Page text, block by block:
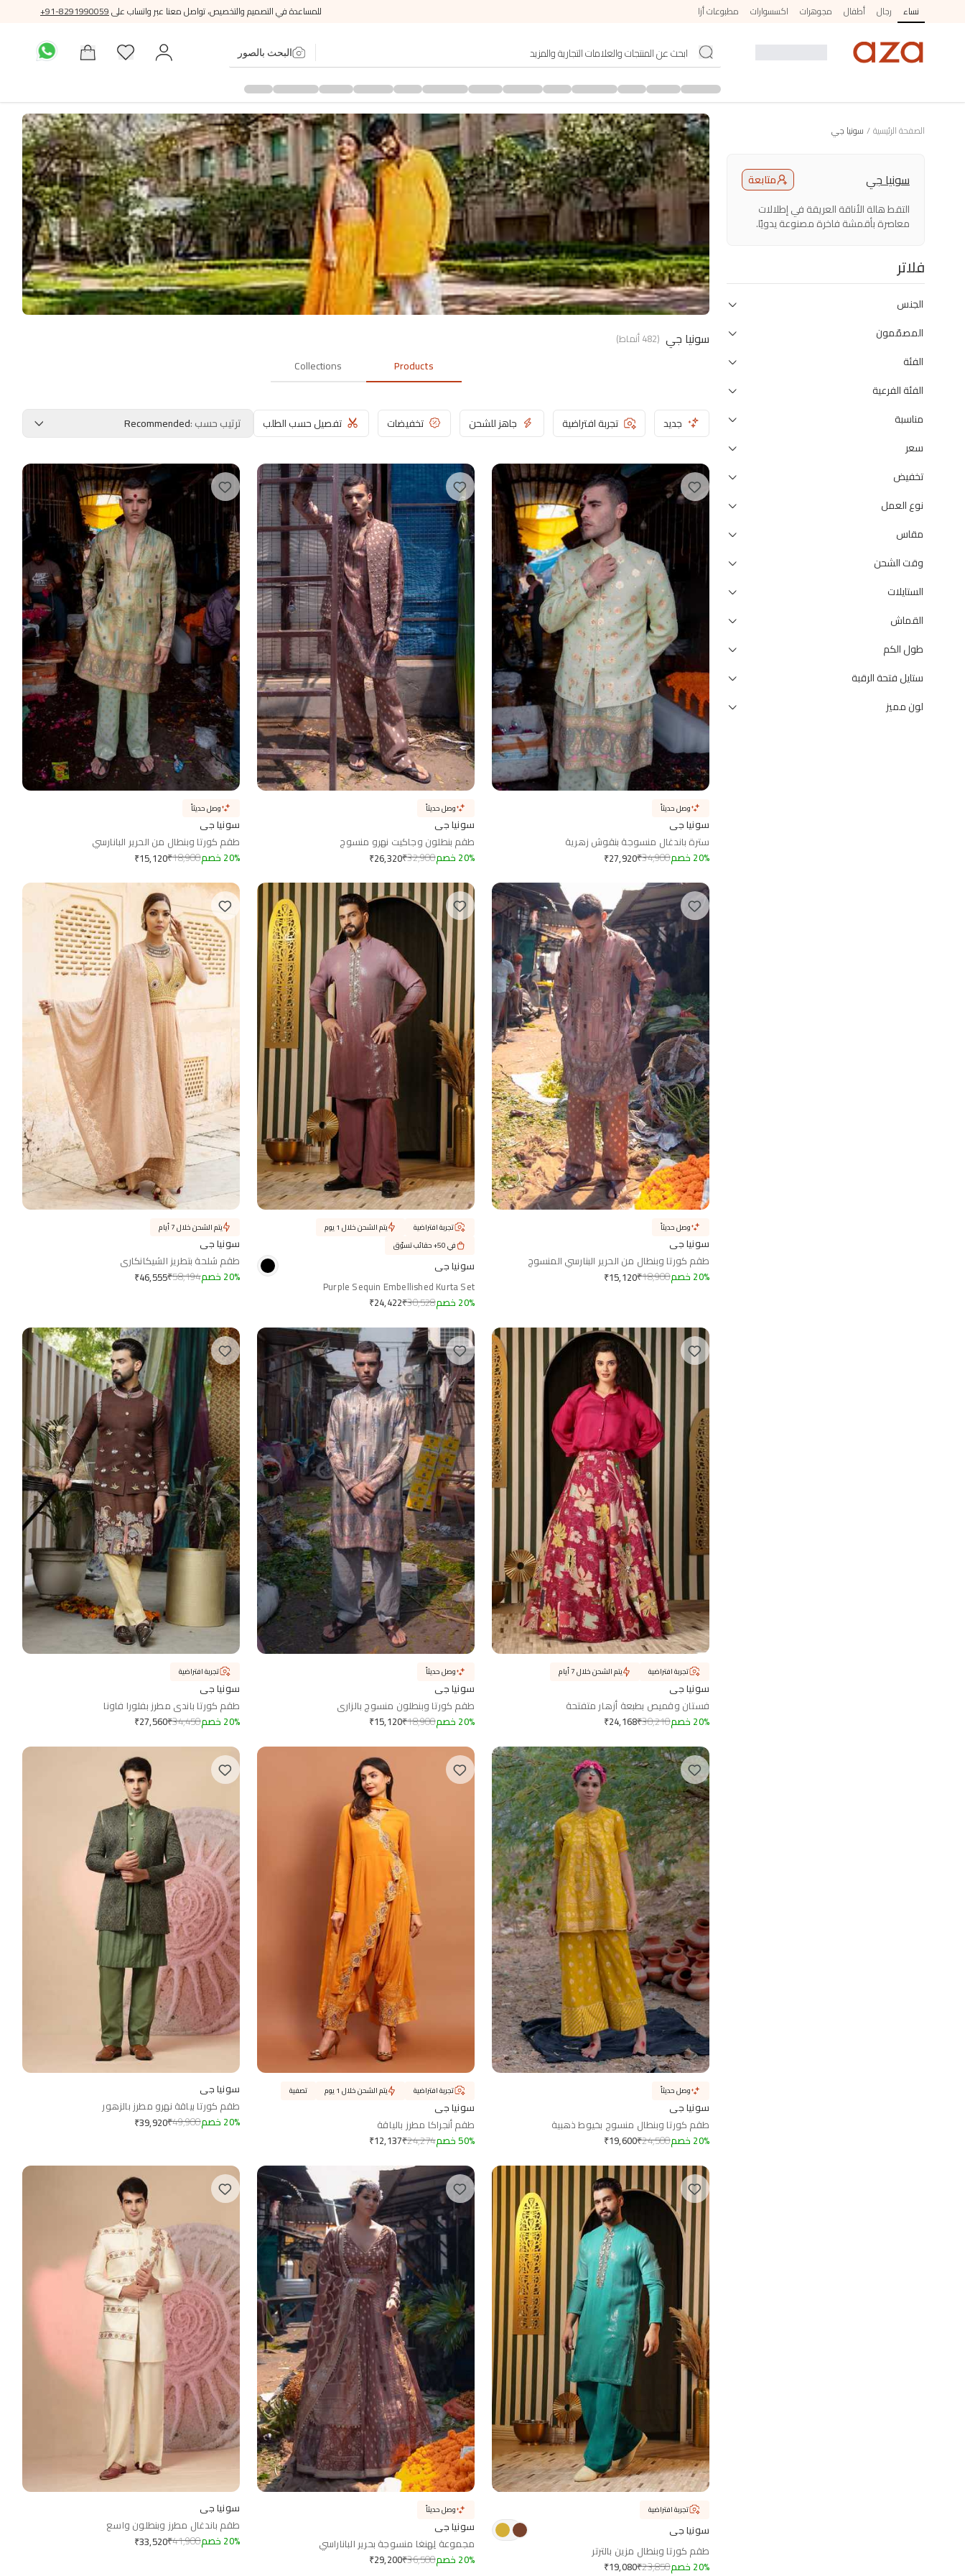
نساء رجال أطفال مجوهرات اكسسوارات مطبوعات أزا للمساعدة في التصميم والتخصيص، تواصل معنا عبر واتساب على+91-8291990059
البحث بالصور
الصفحة الرئيسية/ سونيا جي
سونيا جي
متابعة
التقط هالة الأناقة العريقة في إطلالات
معاصرة بأقمشة فاخرة مصنوعة يدويًا.
فلاتر
الجنس
المصمّمون
الفئة
الفئة الفرعية
مناسبة
سعر
تخفيض
نوع العمل
مقاس
وقت الشحن
الستايلات
القماش
طول الكم
ستايل فتحة الرقبة
لون مميز
سونيا جي (
482أنماط)
Products
Collections
جديد تجربة افتراضية جاهز للشحن تخفيضات تفصيل حسب الطلب ترتيب حسب:
Recommended
سونيا جي
سترة باندغال منسوجة بنقوش زهرية
₹27,920₹34,900 20% خصم
وصل حديثاً
سونيا جي
طقم بنطلون وجاكيت نهرو منسوج
₹26,320₹32,900 20% خصم
وصل حديثاً
سونيا جي
طقم كورتا وبنطال من الحرير البانارسي
₹15,120₹18,900 20% خصم
وصل حديثاً
سونيا جي
طقم كورتا وبنطال من الحرير البنارسي المنسوج
₹15,120₹18,900 20% خصم
وصل حديثاً
سونيا جي
Purple Sequin Embellished Kurta Set
₹24,422₹30,528 20% خصم
تجربة افتراضية
يتم الشحن خلال 1 يوم
في 50+ حقائب تسوّق
سونيا جي
طقم شلحة بتطريز الشيكانكاري
₹46,555₹58,194 20% خصم
يتم الشحن خلال 7 أيام
سونيا جي
فستان وقميص بطبعة أزهار متفتحة
₹24,168₹30,210 20% خصم
تجربة افتراضية يتم الشحن خلال 7 أيام
سونيا جي
طقم كورتا وبنطلون منسوج بالزاري
₹15,120₹18,900 20% خصم
وصل حديثاً
سونيا جي
طقم كورتا باندي مطرز بفلورا فاونا
₹27,560₹34,450 20% خصم
تجربة افتراضية
سونيا جي
طقم كورتا وبنطال منسوج بخيوط ذهبية
₹19,600₹24,500 20% خصم
وصل حديثاً
سونيا جي
طقم أنجراكا مطرز بالياقة
₹12,137₹24,274 50% خصم
تجربة افتراضية يتم الشحن خلال 1 يوم تصفية
سونيا جي
طقم كورتا بياقة نهرو مطرز بالزهور
₹39,920₹49,900 20% خصم
سونيا جي
طقم كورتا وبنطال مزين بالترتر
₹19,080₹23,850 20% خصم
تجربة افتراضية
سونيا جي
مجموعة لِهنغا منسوجة بحرير الباناراسي
₹29,200₹36,500 20% خصم
وصل حديثاً
سونيا جي
طقم باندغال مطرز وبنطلون واسع
₹33,520₹41,900 20% خصم